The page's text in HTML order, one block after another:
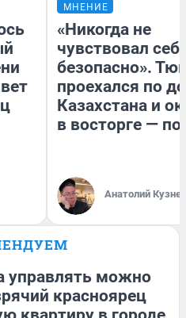
МНЕНИЕ
«Никогда не
чувствовал
безопасно».
проехался по
Казахстана и
в восторге —
Анатолий
управлять можно
красноярец